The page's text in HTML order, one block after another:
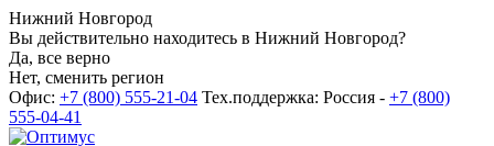
Нижний Новгород
Вы действительно находитесь в Нижний Новгород?
Да, все верно
Нет, сменить регион
Офис: +7 (800) 555-21-04 Тех.поддержка: Россия - +7 (800)
555-04-41